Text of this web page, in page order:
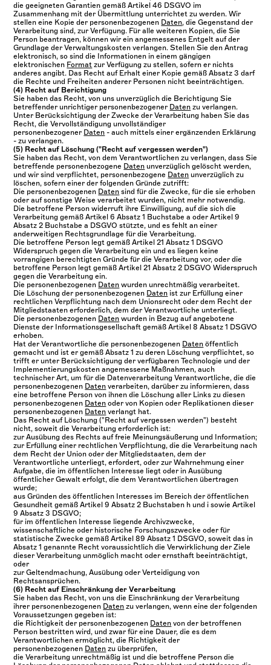
die geeigneten Garantien gemäß Artikel 46 DSGVO im
Zusammenhang mit der Übermittlung unterrichtet zu werden. Wir
stellen eine Kopie der personenbezogenen Daten, die Gegenstand der
Verarbeitung sind, zur Verfügung. Für alle weiteren Kopien, die Sie
Person beantragen, können wir ein angemessenes Entgelt auf der
Grundlage der Verwaltungskosten verlangen. Stellen Sie den Antrag
elektronisch, so sind die Informationen in einem gängigen
elektronischen Format zur Verfügung zu stellen, sofern er nichts
anderes angibt. Das Recht auf Erhalt einer Kopie gemäß Absatz 3 darf
die Rechte und Freiheiten anderer Personen nicht beeinträchtigen.
(4) Recht auf Berichtigung
Sie haben das Recht, von uns unverzüglich die Berichtigung Sie
betreffender unrichtiger personenbezogener Daten zu verlangen.
Unter Berücksichtigung der Zwecke der Verarbeitung haben Sie das
Recht, die Vervollständigung unvollständiger
personenbezogener Daten - auch mittels einer ergänzenden Erklärung
- zu verlangen.
(5) Recht auf Löschung ("Recht auf vergessen werden")
Sie haben das Recht, von dem Verantwortlichen zu verlangen, dass Sie
betreffende personenbezogene Daten unverzüglich gelöscht werden,
und wir sind verpflichtet, personenbezogene Daten unverzüglich zu
löschen, sofern einer der folgenden Gründe zutrifft:
Die personenbezogenen Daten sind für die Zwecke, für die sie erhoben
oder auf sonstige Weise verarbeitet wurden, nicht mehr notwendig.
Die betroffene Person widerruft ihre Einwilligung, auf die sich die
Verarbeitung gemäß Artikel 6 Absatz 1 Buchstabe a oder Artikel 9
Absatz 2 Buchstabe a DSGVO stützte, und es fehlt an einer
anderweitigen Rechtsgrundlage für die Verarbeitung.
Die betroffene Person legt gemäß Artikel 21 Absatz 1 DSGVO
Widerspruch gegen die Verarbeitung ein und es liegen keine
vorrangigen berechtigten Gründe für die Verarbeitung vor, oder die
betroffene Person legt gemäß Artikel 21 Absatz 2 DSGVO Widerspruch
gegen die Verarbeitung ein.
Die personenbezogenen Daten wurden unrechtmäßig verarbeitet.
Die Löschung der personenbezogenen Daten ist zur Erfüllung einer
rechtlichen Verpflichtung nach dem Unionsrecht oder dem Recht der
Mitgliedstaaten erforderlich, dem der Verantwortliche unterliegt.
Die personenbezogenen Daten wurden in Bezug auf angebotene
Dienste der Informationsgesellschaft gemäß Artikel 8 Absatz 1 DSGVO
erhoben.
Hat der Verantwortliche die personenbezogenen Daten öffentlich
gemacht und ist er gemäß Absatz 1 zu deren Löschung verpflichtet, so
trifft er unter Berücksichtigung der verfügbaren Technologie und der
Implementierungskosten angemessene Maßnahmen, auch
technischer Art, um für die Datenverarbeitung Verantwortliche, die die
personenbezogenen Daten verarbeiten, darüber zu informieren, dass
eine betroffene Person von ihnen die Löschung aller Links zu diesen
personenbezogenen Daten oder von Kopien oder Replikationen dieser
personenbezogenen Daten verlangt hat.
Das Recht auf Löschung ("Recht auf vergessen werden") besteht
nicht, soweit die Verarbeitung erforderlich ist:
zur Ausübung des Rechts auf freie Meinungsäußerung und Information;
zur Erfüllung einer rechtlichen Verpflichtung, die die Verarbeitung nach
dem Recht der Union oder der Mitgliedstaaten, dem der
Verantwortliche unterliegt, erfordert, oder zur Wahrnehmung einer
Aufgabe, die im öffentlichen Interesse liegt oder in Ausübung
öffentlicher Gewalt erfolgt, die dem Verantwortlichen übertragen
wurde;
aus Gründen des öffentlichen Interesses im Bereich der öffentlichen
Gesundheit gemäß Artikel 9 Absatz 2 Buchstaben h und i sowie Artikel
9 Absatz 3 DSGVO;
für im öffentlichen Interesse liegende Archivzwecke,
wissenschaftliche oder historische Forschungszwecke oder für
statistische Zwecke gemäß Artikel 89 Absatz 1 DSGVO, soweit das in
Absatz 1 genannte Recht voraussichtlich die Verwirklichung der Ziele
dieser Verarbeitung unmöglich macht oder ernsthaft beeinträchtigt,
oder
zur Geltendmachung, Ausübung oder Verteidigung von
Rechtsansprüchen.
(6) Recht auf Einschränkung der Verarbeitung
Sie haben das Recht, von uns die Einschränkung der Verarbeitung
ihrer personenbezogenen Daten zu verlangen, wenn eine der folgenden
Voraussetzungen gegeben ist:
die Richtigkeit der personenbezogenen Daten von der betroffenen
Person bestritten wird, und zwar für eine Dauer, die es dem
Verantwortlichen ermöglicht, die Richtigkeit der
personenbezogenen Daten zu überprüfen,
die Verarbeitung unrechtmäßig ist und die betroffene Person die